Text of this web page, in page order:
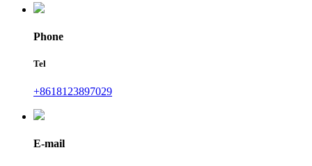
Phone
Tel
+8618123897029
E-mail